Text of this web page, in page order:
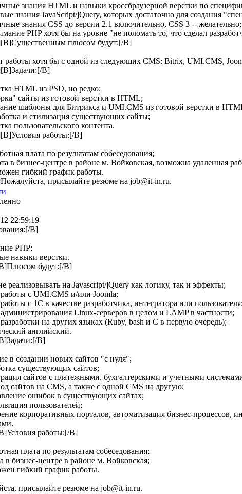
знания HTML и навыки кроссбраузерной верстки по
знания JavaScript/jQuery, которых достаточно для создания
знания CSS до версии 2.1 включительно, CSS 3 -- желательно;
PHP хотя бы на уровне "не поломать то, что сделал
плюсом будут:[/B]
работы хотя бы с одной из следующих CMS: Bitrix, UMI.CMS,
B]
HTML из PSD, но редко;
сайты из готовой верстки в HTML;
шаблоны для Битрикса и UMI.CMS из готовой верстки в
и стилизация существующих сайты;
пользовательского контента.
работы:[/B]
плата по результатам собеседования;
в бизнес-центре в районе м. Войковская, возможна удаленная
гибкий график работы.
присылайте резюме на job@it-in.ru.
22:59:19
B]
PHP;
навыки верстки.
будут:[/B]
реализовывать на Javascript/jQuery как логику, так и эффекты;
с UMI.CMS и/или Joomla;
с 1С в качестве разработчика, интегратора или пользователя;
Linux-серверов в целом и LAMP в частности;
на других языках (Ruby, bash и C в первую очередь);
английский.
B]
в создании новых сайтов "с нуля";
существующих сайтов;
сайтов с платежными, бухгалтерскими и учетными
сайтов на CMS, а также с одной CMS на другую;
ошибок в существующих сайтах;
пользователей;
корпоративных порталов, автоматизация бизнес-процессов,
работы:[/B]
плата по результатам собеседования;
в бизнес-центре в районе м. Войковская;
гибкий график работы.
присылайте резюме на job@it-in.ru.